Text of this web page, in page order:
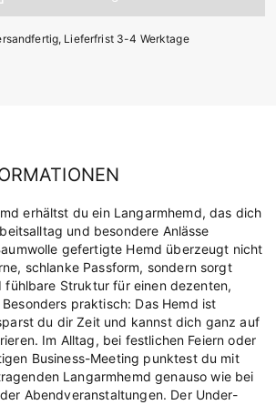
Lieferfrist 3-4 Werktage
erhältst du ein Langarmhemd, das dich
und besondere Anlässe
gefertigte Hemd überzeugt nicht
schlanke Passform, sondern sorgt
Struktur für einen dezenten,
praktisch: Das Hemd ist
du dir Zeit und kannst dich ganz auf
Im Alltag, bei festlichen Feiern oder
Business-Meeting punktest du mit
Langarmhemd genauso wie bei
Abendveranstaltungen. Der Under-